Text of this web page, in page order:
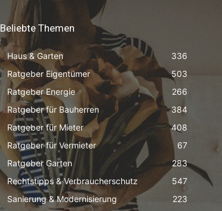
Beliebte Themen
Haus & Garten
336
Ratgeber Eigentümer
503
Ratgeber Energie
266
Ratgeber für Bauherren
384
Ratgeber für Mieter
408
Ratgeber für Vermieter
67
Ratgeber Garten
283
Rechtstipps & Verbraucherschutz
547
Sanierung & Modernisierung
223